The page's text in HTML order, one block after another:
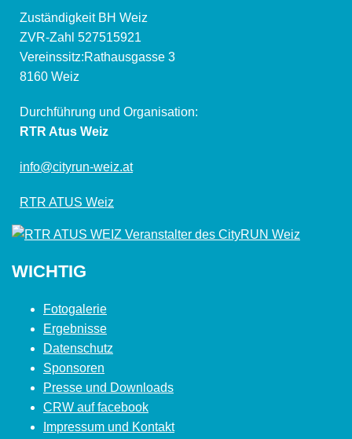
Zuständigkeit BH Weiz
ZVR-Zahl 527515921
Vereinssitz:Rathausgasse 3
8160 Weiz
Durchführung und Organisation:
RTR Atus Weiz
info@cityrun-weiz.at
RTR ATUS Weiz
WICHTIG
Fotogalerie
Ergebnisse
Datenschutz
Sponsoren
Presse und Downloads
CRW auf facebook
Impressum und Kontakt